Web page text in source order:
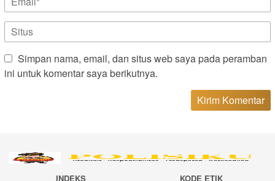
Simpan nama, email, dan situs web saya pada peramban
ini untuk komentar saya berikutnya.
INDEKS KODE ETIK